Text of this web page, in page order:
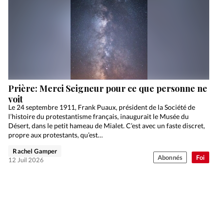
Foi
Prière: Merci Seigneur pour ce que personne ne
voit
Le 24 septembre 1911, Frank Puaux, président de la Société de
l’histoire du protestantisme français, inaugurait le Musée du
Désert, dans le petit hameau de Mialet. C’est avec un faste discret,
propre aux protestants, qu’est…
Rachel Gamper
12 Juil 2026
Abonnés